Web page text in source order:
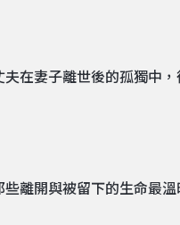
在妻子離世後的孤獨中
離開與被留下的生命最